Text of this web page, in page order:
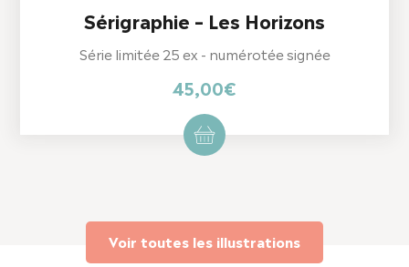
Sérigraphie – Les Horizons
Série limitée 25 ex - numérotée signée
45,00€
Voir toutes les illustrations